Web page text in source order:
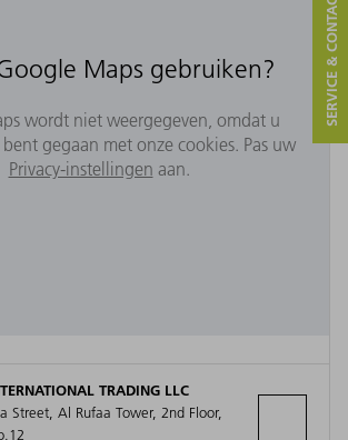
Maps gebruiken?
wordt niet weergegeven, omdat u
gegaan met onze cookies. Pas uw
Privacy-instellingen aan.
TRADING LLC
Street, Al Rufaa Tower, 2nd Floor,
SERVICE & CONTACT